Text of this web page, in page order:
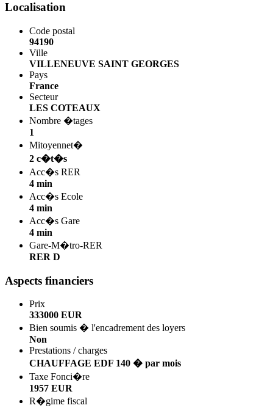
Localisation
Code postal
94190
Ville
VILLENEUVE SAINT GEORGES
Pays
France
Secteur
LES COTEAUX
Nombre �tages
1
Mitoyennet�
2 c�t�s
Acc�s RER
4 min
Acc�s Ecole
4 min
Acc�s Gare
4 min
Gare-M�tro-RER
RER D
Aspects financiers
Prix
333000 EUR
Bien soumis � l'encadrement des loyers
Non
Prestations / charges
CHAUFFAGE EDF 140 � par mois
Taxe Fonci�re
1957 EUR
R�gime fiscal